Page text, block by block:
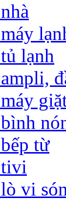
lạnh
từ
tivi
vi